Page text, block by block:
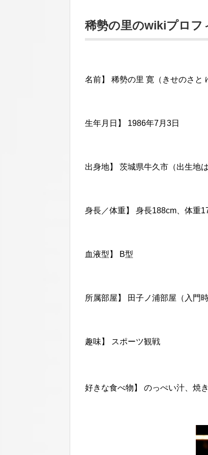
稀勢の里のwikiプロフ
名前】 稀勢の里 寛（きせのさ
生年月日】 1986年7月3日
出身地】 茨城県牛久市（出生地
身長／体重】 身長188cm、体重
血液型】 B型
所属部屋】 田子ノ浦部屋（入門
趣味】 スポーツ観戦
好きな食べ物】 のっぺい汁、焼